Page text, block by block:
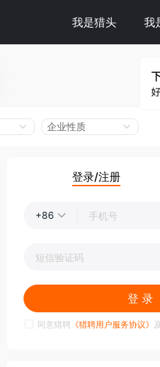
我是猎头 我
企业性质
登录/注册
+86
登 录
同意猎聘 《猎聘用户服务协议》 及